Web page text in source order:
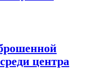
центра